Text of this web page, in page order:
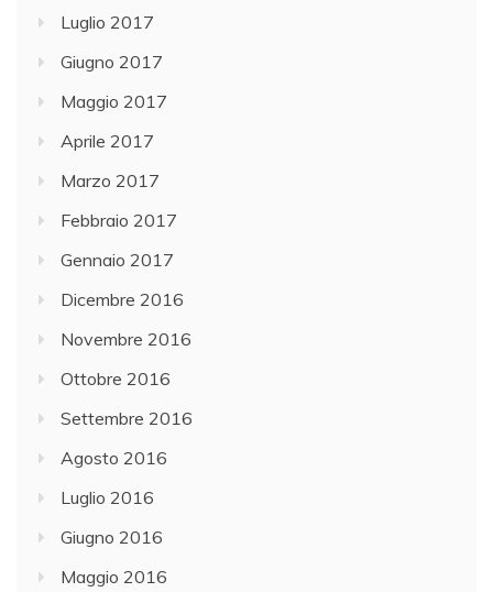
Luglio 2017
Giugno 2017
Maggio 2017
Aprile 2017
Marzo 2017
Febbraio 2017
Gennaio 2017
Dicembre 2016
Novembre 2016
Ottobre 2016
Settembre 2016
Agosto 2016
Luglio 2016
Giugno 2016
Maggio 2016